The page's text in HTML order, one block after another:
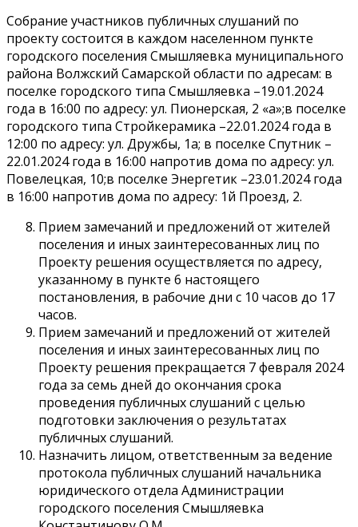
Собрание участников публичных слушаний по
проекту состоится в каждом населенном пункте
городского поселения Смышляевка муниципального
района Волжский Самарской области по адресам: в
поселке городского типа Смышляевка –19.01.2024
года в 16:00 по адресу: ул. Пионерская, 2 «а»;в поселке
городского типа Стройкерамика –22.01.2024 года в
12:00 по адресу: ул. Дружбы, 1а; в поселке Спутник –
22.01.2024 года в 16:00 напротив дома по адресу: ул.
Повелецкая, 10;в поселке Энергетик –23.01.2024 года
в 16:00 напротив дома по адресу: 1й Проезд, 2.
Прием замечаний и предложений от жителей
поселения и иных заинтересованных лиц по
Проекту решения осуществляется по адресу,
указанному в пункте 6 настоящего
постановления, в рабочие дни с 10 часов до 17
часов.
Прием замечаний и предложений от жителей
поселения и иных заинтересованных лиц по
Проекту решения прекращается 7 февраля 2024
года за семь дней до окончания срока
проведения публичных слушаний с целью
подготовки заключения о результатах
публичных слушаний.
Назначить лицом, ответственным за ведение
протокола публичных слушаний начальника
юридического отдела Администрации
городского поселения Смышляевка